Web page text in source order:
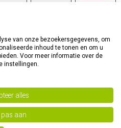
nopCommerce
van onze bezoekersgegevens, om
inhoud te tonen en om u
Voor meer informatie over de
instellingen.
alles
pas aan